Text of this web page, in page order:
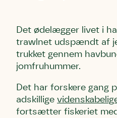
Det ødelægger livet i
trawlnet udspændt af
trukket gennem
jomfruhummer.
Det har forskere gang
adskillige
fortsætter fiskeriet